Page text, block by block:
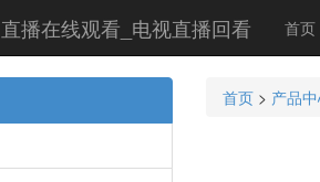
播在线观看_电视直播回看 首页
首页> 产品